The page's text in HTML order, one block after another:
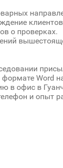
о проверках.
Word
в офис в
и опыт